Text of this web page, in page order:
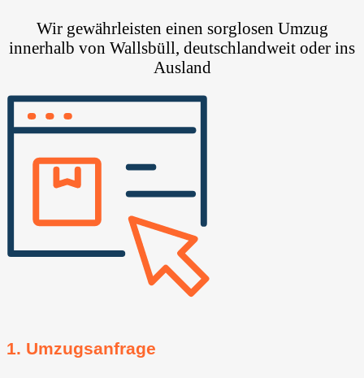
Wir gewährleisten einen sorglosen Umzug
innerhalb von Wallsbüll, deutschlandweit oder ins
Ausland
1. Umzugsanfrage